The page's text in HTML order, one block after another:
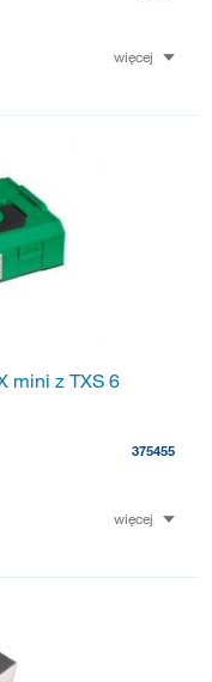
więcej
mini z TXS 6
375455
więcej